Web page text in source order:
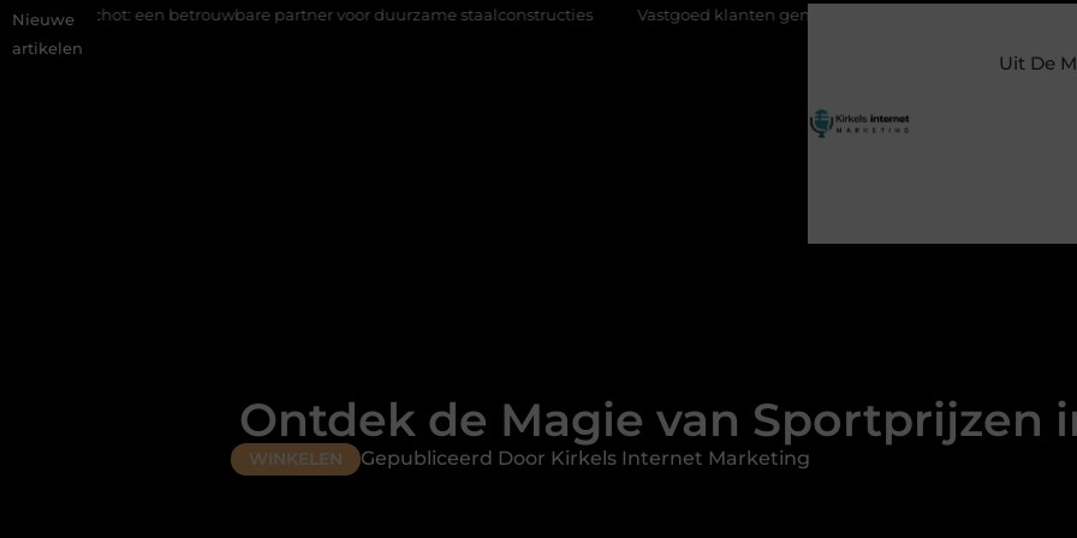
Nieuwe
artikelen
betrouwbare partner voor duurzame staalconstructies Vastgoed klanten genereren met online marketing: zo trek je meer
Uit De
Ontdek de Magie van Sportprijzen
WINKELEN Gepubliceerd Door Kirkels Internet Marketing